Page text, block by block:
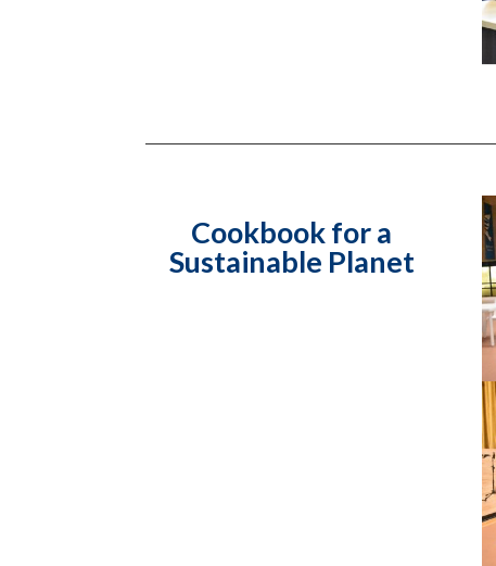
Cookbook for a
Sustainable Planet